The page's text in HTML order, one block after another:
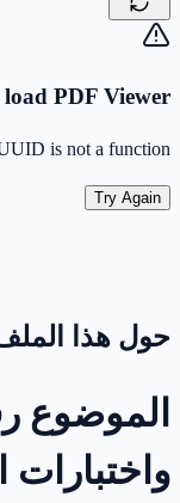
PDF Viewer
is not a function
Try Again
حول هذا
واختبارات